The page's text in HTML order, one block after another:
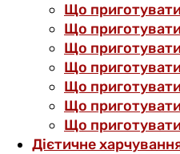
Що приготувати
Що
Що
Що
Що
Що
Що
Дієтичне